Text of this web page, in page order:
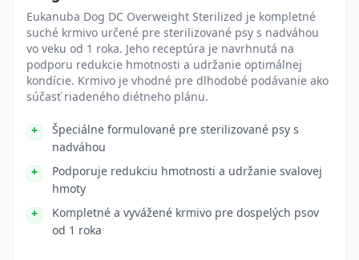
Eukanuba Dog DC Overweight Sterilized je kompletné
suché krmivo určené pre sterilizované psy s nadváhou
vo veku od 1 roka. Jeho receptúra je navrhnutá na
podporu redukcie hmotnosti a udržanie optimálnej
kondície. Krmivo je vhodné pre dlhodobé podávanie ako
súčasť riadeného diétneho plánu.
Špeciálne formulované pre sterilizované psy s
nadváhou
Podporuje redukciu hmotnosti a udržanie svalovej
hmoty
Kompletné a vyvážené krmivo pre dospelých psov
od 1 roka